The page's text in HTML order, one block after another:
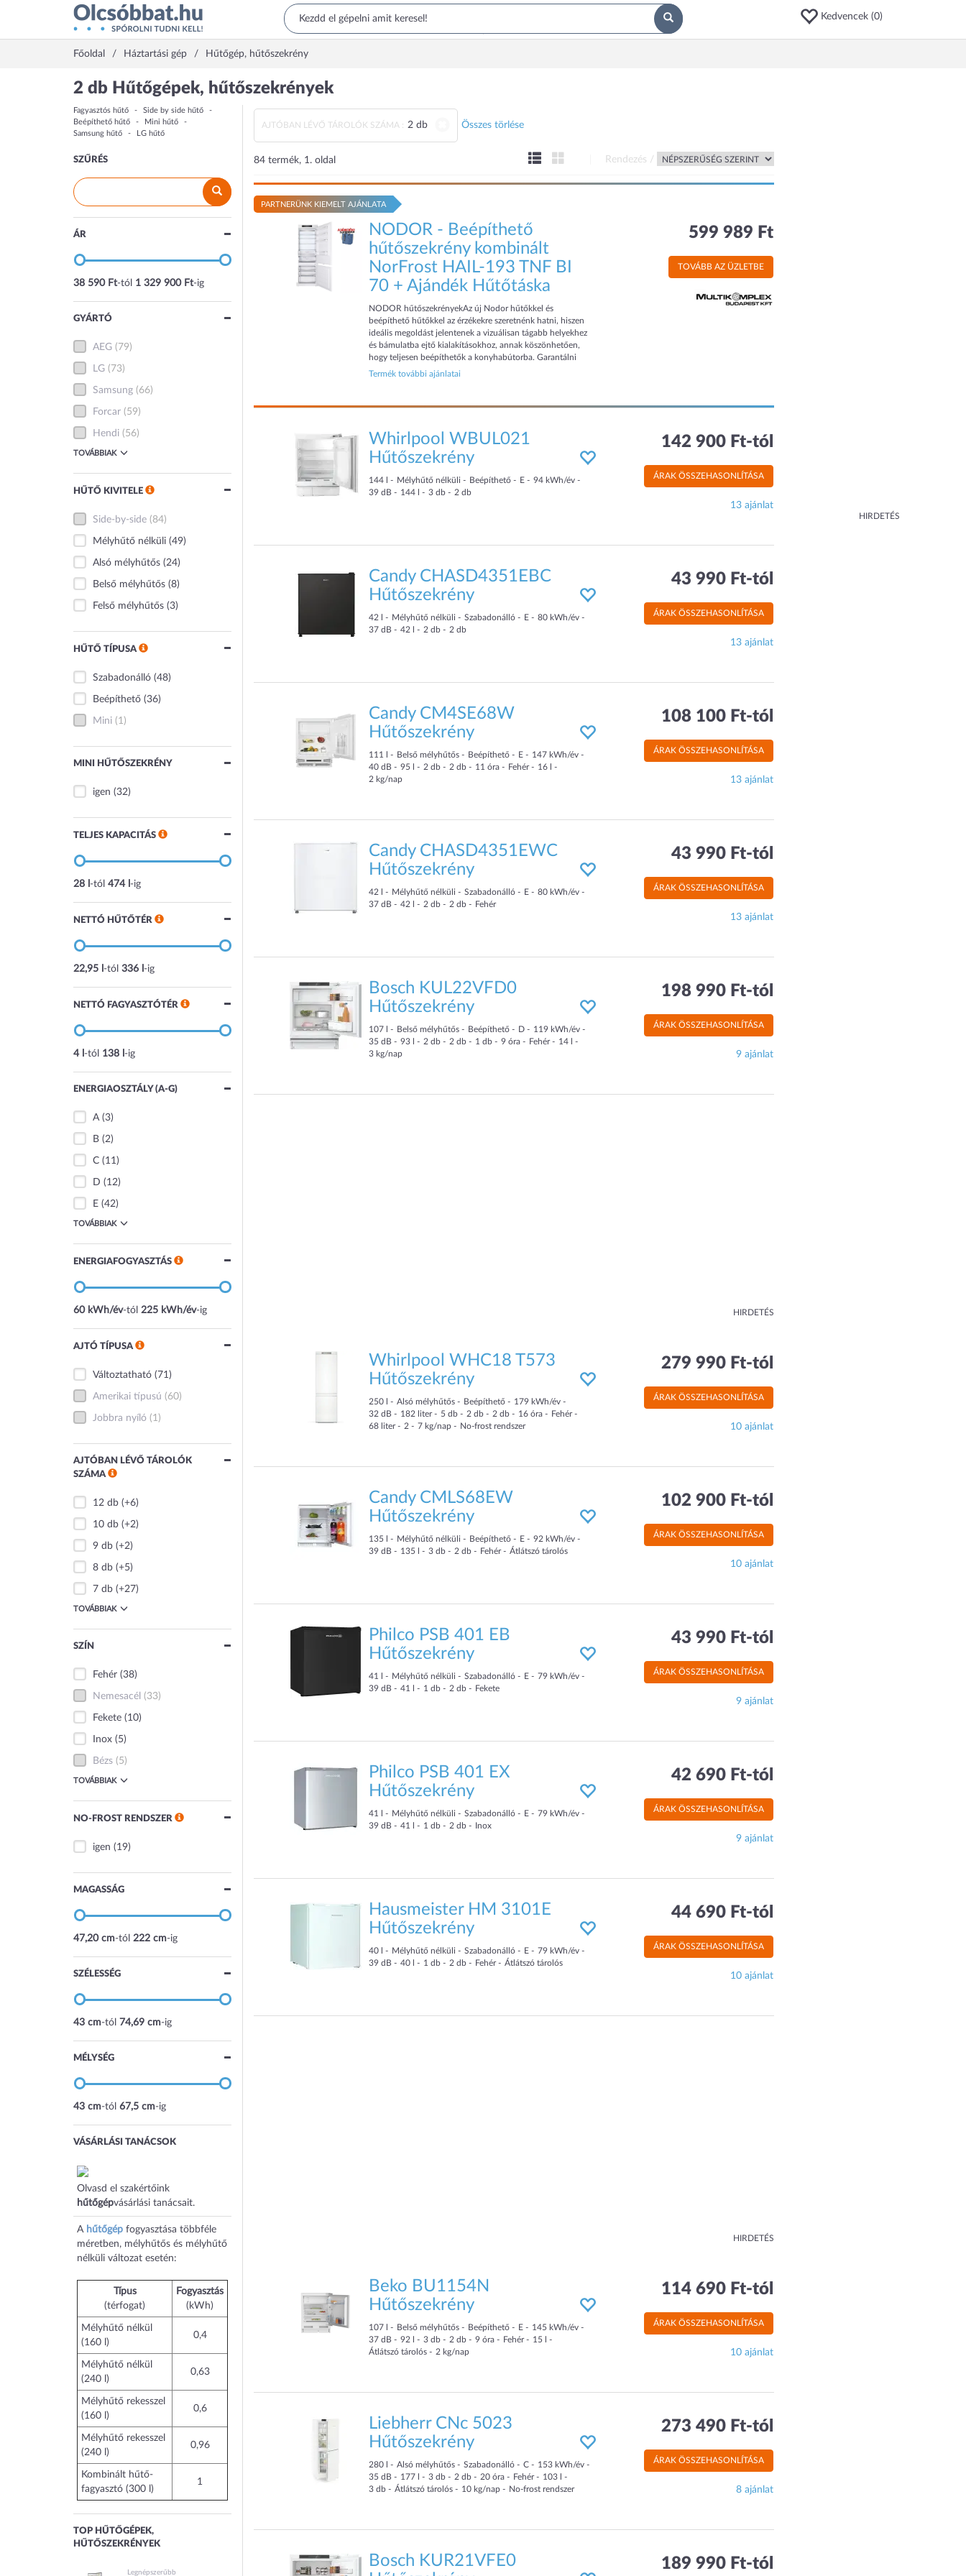
Kedvencek (0)
Főoldal Háztartási gép Hűtőgép, hűtőszekrény
HIRDETÉS
2 db Hűtőgépek, hűtőszekrények
Fagyasztós hűtő
Side by side hűtő
Beépíthető hűtő
Mini hűtő
Samsung hűtő
LG hűtő
SZŰRÉS
ÁR
38 590 Ft-tól 1 329 900 Ft-ig
GYÁRTÓ
AEG (79)
LG (73)
Samsung (66)
Forcar (59)
Hendi (56)
TOVÁBBIAK
HŰTŐ KIVITELE
Side-by-side (84)
Mélyhűtő nélküli (49)
Alsó mélyhűtős (24)
Belső mélyhűtős (8)
Felső mélyhűtős (3)
HŰTŐ TÍPUSA
Szabadonálló (48)
Beépíthető (36)
Mini (1)
MINI HŰTŐSZEKRÉNY
igen (32)
TELJES KAPACITÁS
28 l -tól 474 l -ig
NETTÓ HŰTŐTÉR
22,95 l -tól 336 l -ig
NETTÓ FAGYASZTÓTÉR
4 l -tól 138 l -ig
ENERGIAOSZTÁLY (A-G)
A (3)
B (2)
C (11)
D (12)
E (42)
TOVÁBBIAK
ENERGIAFOGYASZTÁS
60 kWh/év-tól 225 kWh/év-ig
AJTÓ TÍPUSA
Változtatható (71)
Amerikai típusú (60)
Jobbra nyíló (1)
AJTÓBAN LÉVŐ TÁROLÓK
SZÁMA
12 db (+6)
10 db (+2)
9 db (+2)
8 db (+5)
7 db (+27)
TOVÁBBIAK
SZÍN
Fehér (38)
Nemesacél (33)
Fekete (10)
Inox (5)
Bézs (5)
TOVÁBBIAK
NO-FROST RENDSZER
igen (19)
MAGASSÁG
47,20 cm-tól 222 cm-ig
SZÉLESSÉG
43 cm-tól 74,69 cm-ig
MÉLYSÉG
43 cm-tól 67,5 cm-ig
VÁSÁRLÁSI TANÁCSOK
Olvasd el szakértőink
hűtőgépvásárlási tanácsait.
A hűtőgép fogyasztása többféle
méretben, mélyhűtős és mélyhűtő
nélküli változat esetén:
Típus
(térfogat)
Fogyasztás
(kWh)
Mélyhűtő nélkül
(160 l)
0,4
Mélyhűtő nélkül
(240 l)
0,63
Mélyhűtő rekesszel
(160 l)
0,6
Mélyhűtő rekesszel
(240 l)
0,96
Kombinált hűtő-
fagyasztó (300 l)
1
TOP HŰTŐGÉPEK,
HŰTŐSZEKRÉNYEK
Legnépszerűbb
AJTÓBAN LÉVŐ TÁROLÓK SZÁMA : 2 db Összes törlése
84 termék, 1. oldal Rendezés /
PARTNERÜNK KIEMELT AJÁNLATA
NODOR - Beépíthető
hűtőszekrény kombinált
NorFrost HAIL-193 TNF BI
70 + Ajándék Hűtőtáska
NODOR hűtőszekrényekAz új Nodor hűtőkkel és
beépíthető hűtőkkel az érzékekre szeretnénk hatni, hiszen
ideális megoldást jelentenek a vizuálisan tágabb helyekhez
és bámulatba ejtő kialakításokhoz, annak köszönhetően,
hogy teljesen beépíthetők a konyhabútorba. Garantálni
tudjuk a Nodor hűtőkben tárolt ételek frissességét és
minőségét a hőmérséklet és...
Termék további ajánlatai
599 989 Ft
TOVÁBB AZ ÜZLETBE
Whirlpool WBUL021
Hűtőszekrény
144 l Mélyhűtő nélküli Beépíthető E 94 kWh/év
39 dB 144 l 3 db 2 db
142 900 Ft-tól
ÁRAK ÖSSZEHASONLÍTÁSA
13 ajánlat
Candy CHASD4351EBC
Hűtőszekrény
42 l Mélyhűtő nélküli Szabadonálló E 80 kWh/év
37 dB 42 l 2 db 2 db
43 990 Ft-tól
ÁRAK ÖSSZEHASONLÍTÁSA
13 ajánlat
Candy CM4SE68W
Hűtőszekrény
111 l Belső mélyhűtős Beépíthető E 147 kWh/év
40 dB 95 l 2 db 2 db 11 óra Fehér 16 l
2 kg/nap
108 100 Ft-tól
ÁRAK ÖSSZEHASONLÍTÁSA
13 ajánlat
Candy CHASD4351EWC
Hűtőszekrény
42 l Mélyhűtő nélküli Szabadonálló E 80 kWh/év
37 dB 42 l 2 db 2 db Fehér
43 990 Ft-tól
ÁRAK ÖSSZEHASONLÍTÁSA
13 ajánlat
Bosch KUL22VFD0
Hűtőszekrény
107 l Belső mélyhűtős Beépíthető D 119 kWh/év
35 dB 93 l 2 db 2 db 1 db 9 óra Fehér 14 l
3 kg/nap
198 990 Ft-tól
ÁRAK ÖSSZEHASONLÍTÁSA
9 ajánlat
HIRDETÉS
Whirlpool WHC18 T573
Hűtőszekrény
250 l Alsó mélyhűtős Beépíthető 179 kWh/év
32 dB 182 liter 5 db 2 db 2 db 16 óra
Fehér
68 liter 2 7 kg/nap No-frost rendszer
279 990 Ft-tól
ÁRAK ÖSSZEHASONLÍTÁSA
10 ajánlat
Candy CMLS68EW
Hűtőszekrény
135 l Mélyhűtő nélküli Beépíthető E 92 kWh/év
39 dB 135 l 3 db 2 db Fehér Átlátszó tárolós
102 900 Ft-tól
ÁRAK ÖSSZEHASONLÍTÁSA
10 ajánlat
Philco PSB 401 EB
Hűtőszekrény
41 l Mélyhűtő nélküli Szabadonálló E 79 kWh/év
39 dB 41 l 1 db 2 db Fekete
43 990 Ft-tól
ÁRAK ÖSSZEHASONLÍTÁSA
9 ajánlat
Philco PSB 401 EX
Hűtőszekrény
41 l Mélyhűtő nélküli Szabadonálló E 79 kWh/év
39 dB 41 l 1 db 2 db Inox
42 690 Ft-tól
ÁRAK ÖSSZEHASONLÍTÁSA
9 ajánlat
Hausmeister HM 3101E
Hűtőszekrény
40 l Mélyhűtő nélküli Szabadonálló E 79 kWh/év
39 dB 40 l 1 db 2 db Fehér Átlátszó tárolós
44 690 Ft-tól
ÁRAK ÖSSZEHASONLÍTÁSA
10 ajánlat
HIRDETÉS
Beko BU1154N
Hűtőszekrény
107 l Belső mélyhűtős Beépíthető E 145 kWh/év
37 dB 92 l 3 db 2 db 9 óra Fehér 15 l
Átlátszó tárolós
2 kg/nap
114 690 Ft-tól
ÁRAK ÖSSZEHASONLÍTÁSA
10 ajánlat
Liebherr CNc 5023
Hűtőszekrény
280 l Alsó mélyhűtős Szabadonálló C 153 kWh/év
35 dB 177 l 3 db 2 db 20 óra Fehér 103 l
3 db Átlátszó tárolós 10 kg/nap No-frost rendszer
273 490 Ft-tól
ÁRAK ÖSSZEHASONLÍTÁSA
8 ajánlat
Bosch KUR21VFE0
189 990 Ft-tól